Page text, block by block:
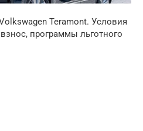
Teramont. Условия
программы льготного